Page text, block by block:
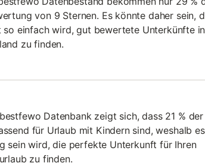
von 9 Sternen. Es könnte daher sein,
so einfach wird, gut bewertete Unterkünfte in
zu finden.
Datenbank zeigt sich, dass 21 %
für Urlaub mit Kindern sind, weshalb
sein wird, die perfekte Unterkunft für Ihren
zu finden.